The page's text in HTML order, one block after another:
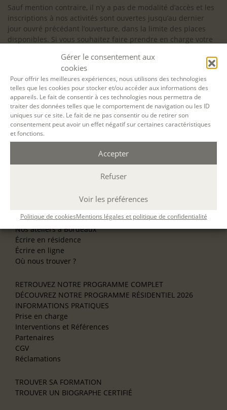
Gérer le consentement aux
cookies
Pour offrir les meilleures expériences, nous utilisons des technologies
telles que les cookies pour stocker et/ou accéder aux informations des
appareils. Le fait de consentir à ces technologies nous permettra de
traiter des données telles que le comportement de navigation ou les ID
uniques sur ce site. Le fait de ne pas consentir ou de retirer son
consentement peut avoir un effet négatif sur certaines caractéristiques
et fonctions.
Accepter
Refuser
Voir les préférences
Politique de cookiesMentions légales et politique de confidentialité
Sauf mention contraire, il n’y a pas de modalité d’accès et les
inscriptions à nos activités sont ouvertes jusqu’au dernier
jour ouvré précédant l’ouverture, dans la limite des places
disponibles. Si vous souhaitez faire prendre en charge votre
est à effectuer au plus tard un mois avant le début de la
NOS ATELIERS
Découverte
L’école d’écriture
La fabrique du manuscrit
Les stages pour artistes-auteurs
Se former à la biographie
Nos ateliers à Lyon
Nos ateliers à Bordeaux
Écrire en résidence
Écrire en ligne
Où nous trouver ?
RETROUVEZ NOTRE PROGRAMME COMPLET
DÉCOUVREZ NOTRE PROGRAMME RÉSIDENTIEL 2026
INFORMATIONS PRATIQUES
Prise en charge
Interventions et Références
Partenaires
CGV
Réclamations
TROUVER SA FORMATION
TROUVER UN BIOGRAPHE CERTIFIÉ